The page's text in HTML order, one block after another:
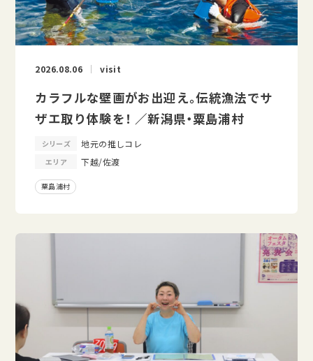
2026.08.06 visit
カラフルな壁画がお出迎え。伝統漁法でサ
ザエ取り体験を！ ／新潟県・粟島浦村
シリーズ 地元の推しコレ
エリア 下越/佐渡
粟島浦村